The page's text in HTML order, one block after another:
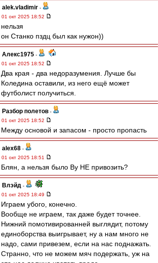
alek.vladimir -
01 окт 2025 18:52
нельзя
он Станко пздц был как нужон))
Алекс1975 -
01 окт 2025 18:52
Два края - два недоразумения. Лучше бы
Коледина оставили, из него ещё может
футболист получиться.
Разбор полетов -
01 окт 2025 18:52
Между основой и запасом - просто пропасть
alex68 -
01 окт 2025 18:51
Блян, а нельзя было Ву НЕ привозить?
Влэйд -
01 окт 2025 18:49
Играем убого, конечно.
Вообще не играем, так даже будет точнее.
Нижний помотивированней выглядит, потому
единоборства выигрывает, ну а нам много не
надо, сами привезем, если на нас поднажать.
Странно, что не можем мяч подержать, уж на